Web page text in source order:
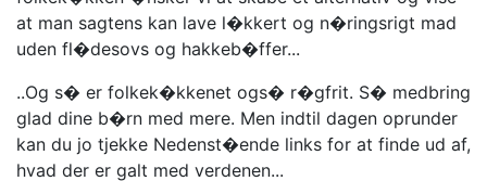
at man sagtens kan lave l�kkert og n�ringsrigt mad
uden fl�desovs og hakkeb�ffer...
..Og s� er folkek�kkenet ogs� r�gfrit. S� medbring
glad dine b�rn med mere. Men indtil dagen oprunder
kan du jo tjekke Nedenst�ende links for at finde ud af,
hvad der er galt med verdenen...